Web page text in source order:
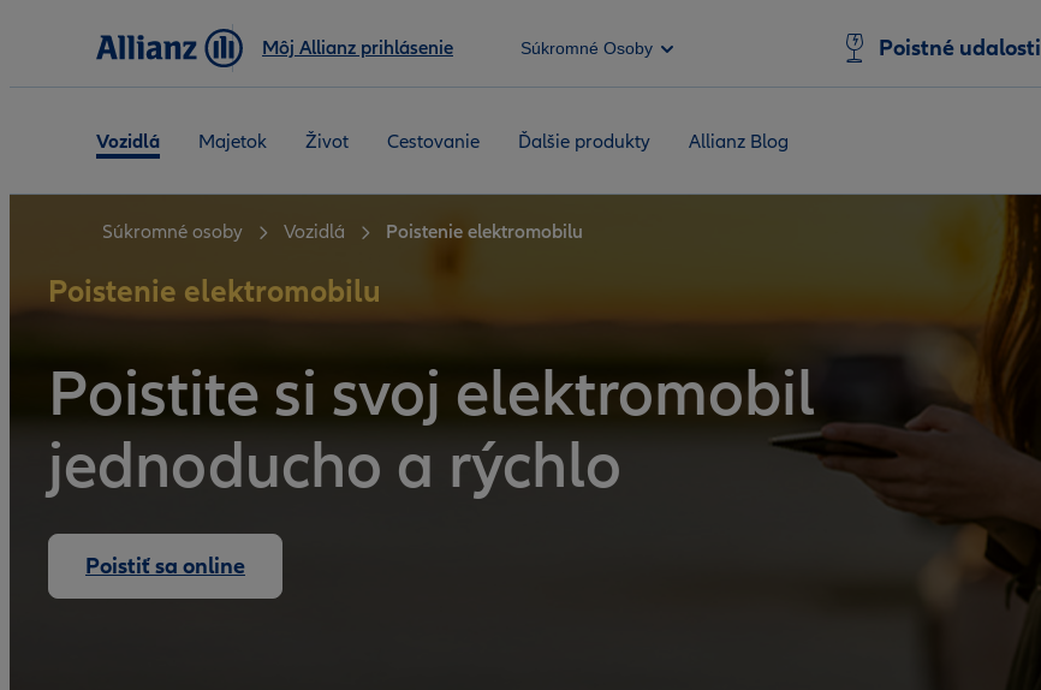
Môj Allianz prihlásenie Súkromné Osoby Poistné udalosti
Vozidlá Majetok Život Cestovanie Ďalšie produkty Allianz Blog
Súkromné osoby Vozidlá Poistenie elektromobilu
Poistenie elektromobilu
Poistite si svoj elektromobil
jednoducho a rýchlo
Poistiť sa online